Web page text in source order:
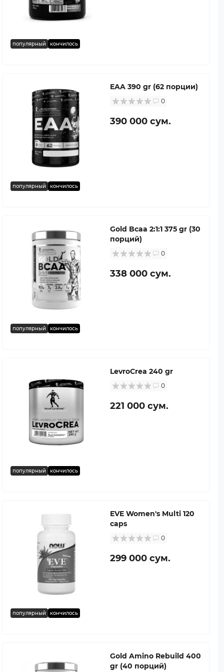
популярный кончилось
популярный кончилось
EAA 390 gr (62 порции)
0
390 000 сум.
популярный кончилось
Gold Bcaa 2:1:1 375 gr (30
порций)
0
338 000 сум.
популярный кончилось
LevroCrea 240 gr
0
221 000 сум.
популярный кончилось
EVE Women's Multi 120
caps
0
299 000 сум.
Gold Amino Rebuild 400
gr (40 порций)